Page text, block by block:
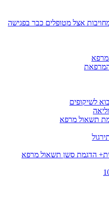
אצל מטופלים כבר בפגישה